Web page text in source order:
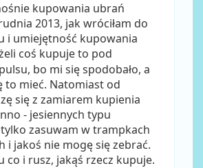
kupowania ubrań
2013, jak wróciłam do
i umiejętność kupowania
coś kupuje to pod
bo mi się spodobało, a
to mieć. Natomiast od
się z zamiarem kupienia
- jesiennych typu
zasuwam w trampkach
i jakoś nie mogę się zebrać.
co i rusz, jakąś rzecz kupuje.